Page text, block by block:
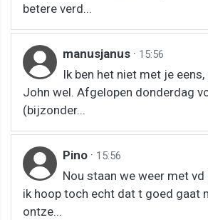
betere verd...
manusjanus · 15:56
Ik ben het niet met je
John wel. Afgelopen donderdag
(bijzonder...
Pino · 15:56
Nou staan we weer met vd
ik hoop toch echt dat t goed gaat
ontze...